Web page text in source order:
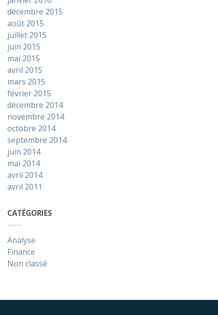
décembre 2015
août 2015
juillet 2015
juin 2015
mai 2015
avril 2015
mars 2015
février 2015
décembre 2014
novembre 2014
octobre 2014
septembre 2014
juin 2014
mai 2014
avril 2014
avril 2011
CATÉGORIES
Analyse
Finance
Non classé